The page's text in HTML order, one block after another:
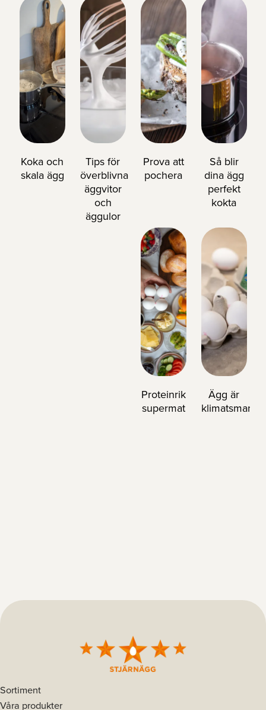
Koka och
skala ägg
Tips för
överblivna
äggvitor
och
äggulor
Prova att
pochera
Så blir
dina ägg
perfekt
kokta
Proteinrik
supermat
Ägg är
klimatsmart
Sortiment
Våra produkter